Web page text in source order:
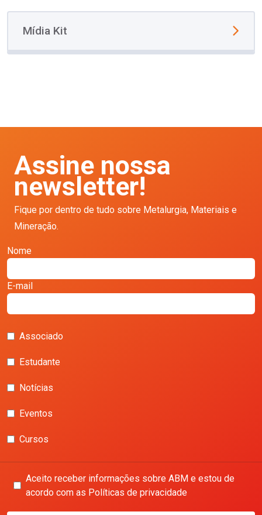
Mídia Kit
Assine nossa
newsletter!
Fique por dentro de tudo sobre Metalurgia, Materiais e
Mineração.
Nome
E-mail
Associado
Estudante
Notícias
Eventos
Cursos
Aceito receber informações sobre ABM e estou de
acordo com as Políticas de privacidade